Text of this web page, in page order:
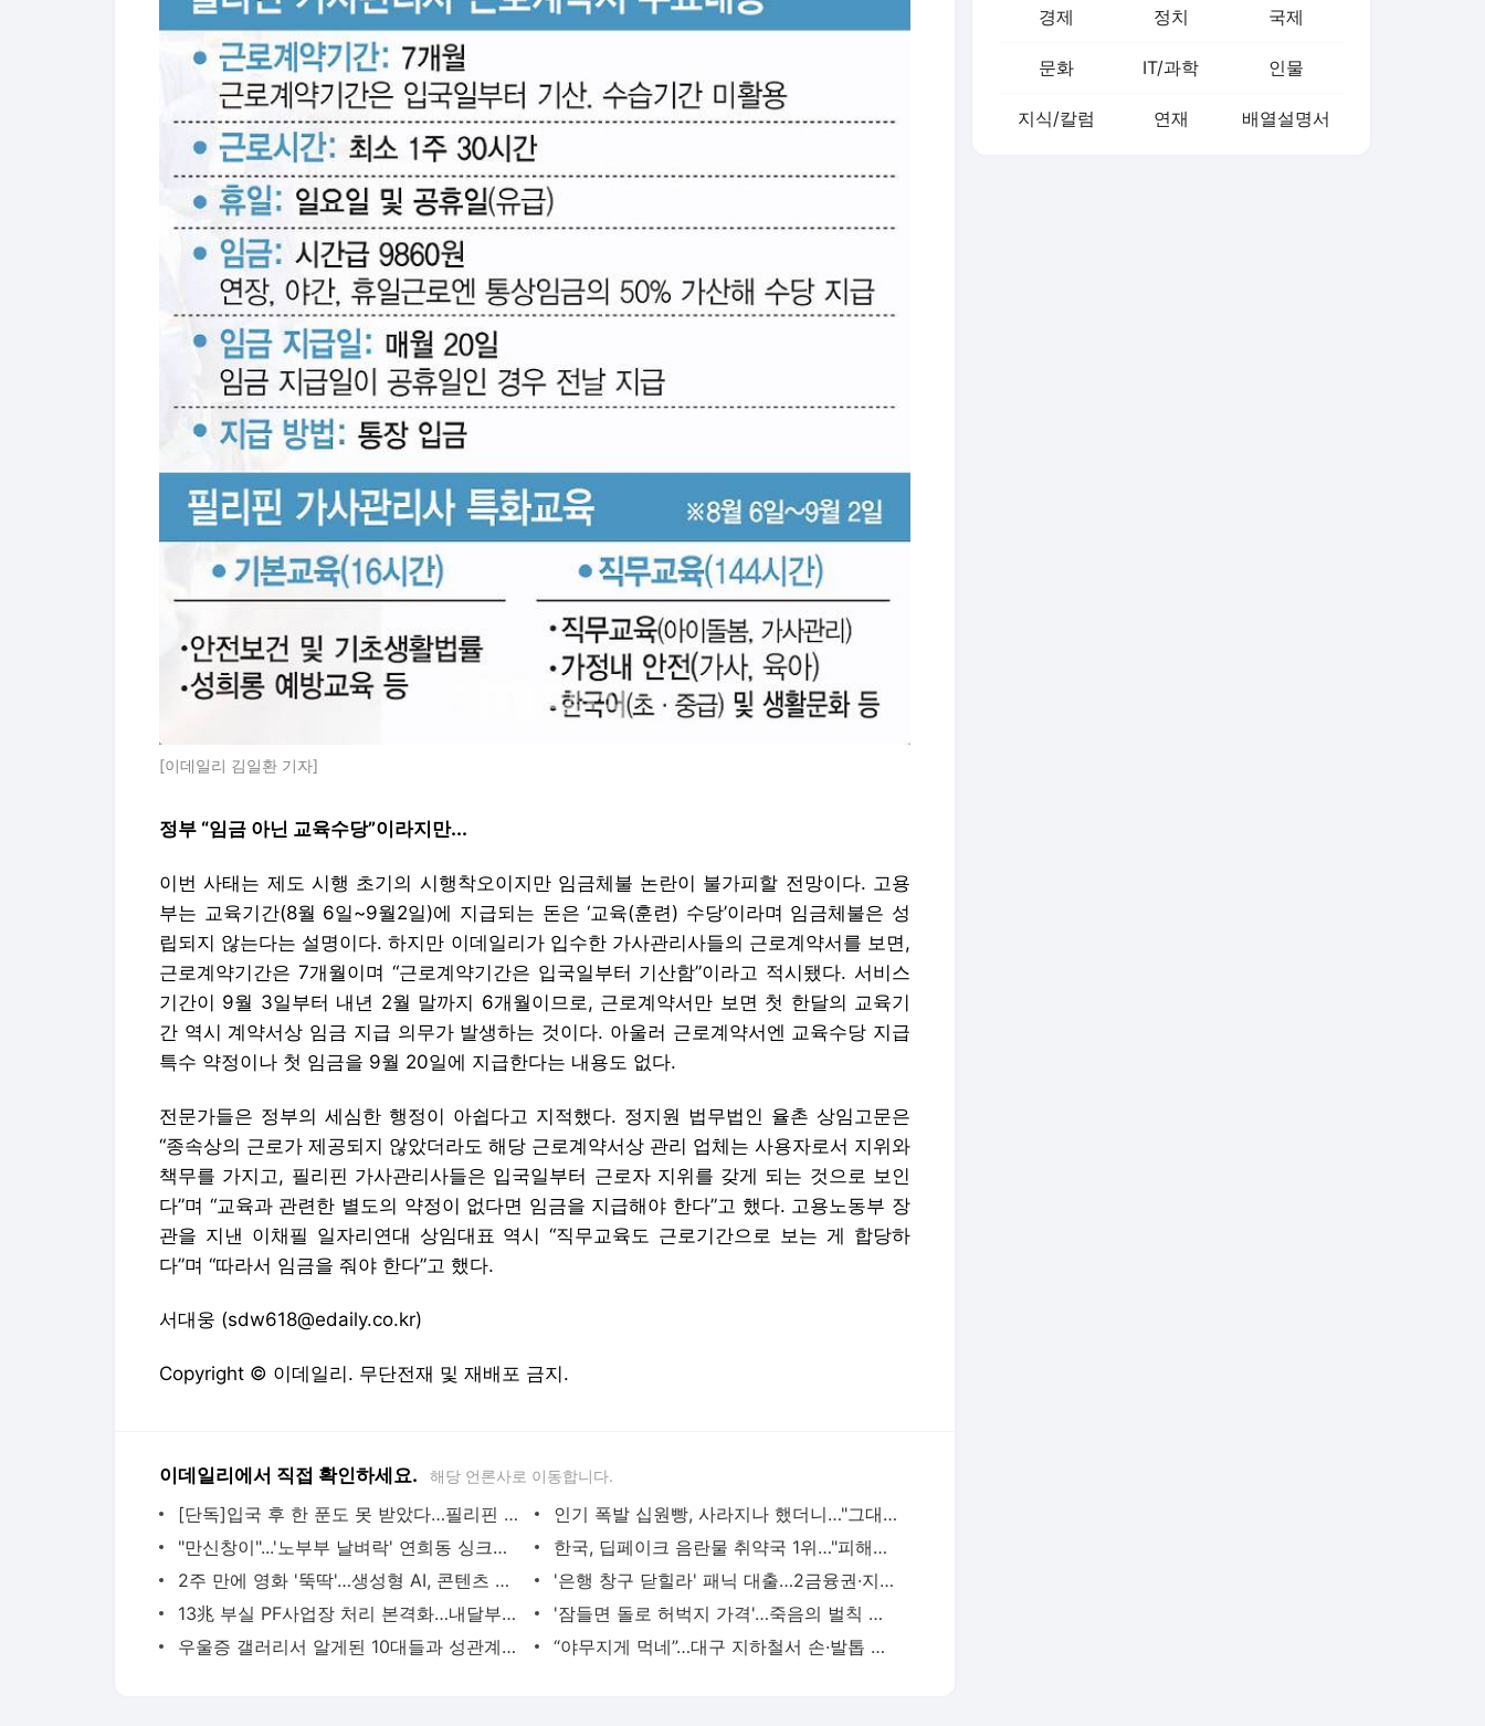
[이데일리 김일환 기자]
정부 “임금 아닌 교육수당”이라지만...
이번 사태는 제도 시행 초기의 시행착오이지만 임금체불 논란이 불가피할 전망이다. 고용
부는 교육기간(8월 6일~9월2일)에 지급되는 돈은 ‘교육(훈련) 수당’이라며 임금체불은 성
립되지 않는다는 설명이다. 하지만 이데일리가 입수한 가사관리사들의 근로계약서를 보면,
근로계약기간은 7개월이며 “근로계약기간은 입국일부터 기산함”이라고 적시됐다. 서비스
기간이 9월 3일부터 내년 2월 말까지 6개월이므로, 근로계약서만 보면 첫 한달의 교육기
간 역시 계약서상 임금 지급 의무가 발생하는 것이다. 아울러 근로계약서엔 교육수당 지급
특수 약정이나 첫 임금을 9월 20일에 지급한다는 내용도 없다.
전문가들은 정부의 세심한 행정이 아쉽다고 지적했다. 정지원 법무법인 율촌 상임고문은
“종속상의 근로가 제공되지 않았더라도 해당 근로계약서상 관리 업체는 사용자로서 지위와
책무를 가지고, 필리핀 가사관리사들은 입국일부터 근로자 지위를 갖게 되는 것으로 보인
다”며 “교육과 관련한 별도의 약정이 없다면 임금을 지급해야 한다”고 했다. 고용노동부 장
관을 지낸 이채필 일자리연대 상임대표 역시 “직무교육도 근로기간으로 보는 게 합당하
다”며 “따라서 임금을 줘야 한다”고 했다.
서대웅 (sdw618@edaily.co.kr)
Copyright © 이데일리. 무단전재 및 재배포 금지.
이데일리에서 직접 확인하세요. 해당 언론사로 이동합니다.
[단독]입국 후 한 푼도 못 받았다…필리핀 이모님들 '멘붕'
인기 폭발 십원빵, 사라지나 했더니…"그대로 팔아도 된다"
"만신창이"...'노부부 날벼락' 연희동 싱크홀 블박 영상보니
한국, 딥페이크 음란물 취약국 1위…"피해자 99% 여성"
2주 만에 영화 '뚝딱'…생성형 AI, 콘텐츠 시장 흔든다[2024 콘텐츠유니버스]
'은행 창구 닫힐라' 패닉 대출…2금융권·지방銀 북새통
13兆 부실 PF사업장 처리 본격화…내달부터 경공매 쏟아진다
'잠들면 돌로 허벅지 가격'…죽음의 벌칙 시킨 30대男 무기징역
우울증 갤러리서 알게된 10대들과 성관계…20대 남성 석방된 이유
“야무지게 먹네”…대구 지하철서 손·발톱 깎고 먹은 남성
경제 정치 국제
문화 IT/과학 인물
지식/칼럼 연재 배열설명서